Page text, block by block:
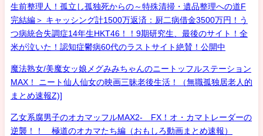
生前整理人！孤立し孤独死からの～特殊清掃・遺品整理への道F
完結編＞ キャッシング計1500万返済：厨二病借金3500万円！う
つ病統合失調症14年生HKT46！！9期研究生、最後のサイト！全
米が泣いた！認知症鬱病60代のラストサイト絶賛！公開中
魔法熟女/美魔女ッ娘メグみみちゃんのニートッフルステーション
MAX！ ニート仙人仙女の映画三昧老後生活！（無職孤独居老人的
まとめ速報Z)]
乙女系腐男子のオカマッフルMAX2- FX！オ・カマトレーダーの
逆襲！！ 極道のオカマたち編（おもしろ動画まとめ速報）